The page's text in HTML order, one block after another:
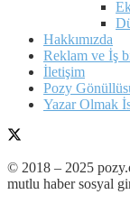
Hakkımızda
Reklam ve İş
İletişim
Pozy
Yazar Olmak
© 2018 – 2025
mutlu haber sosyal